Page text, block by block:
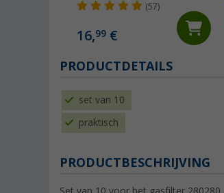
(57)
16,99 €
PRODUCTDETAILS
set van 10
praktisch
PRODUCTBESCHRIJVING